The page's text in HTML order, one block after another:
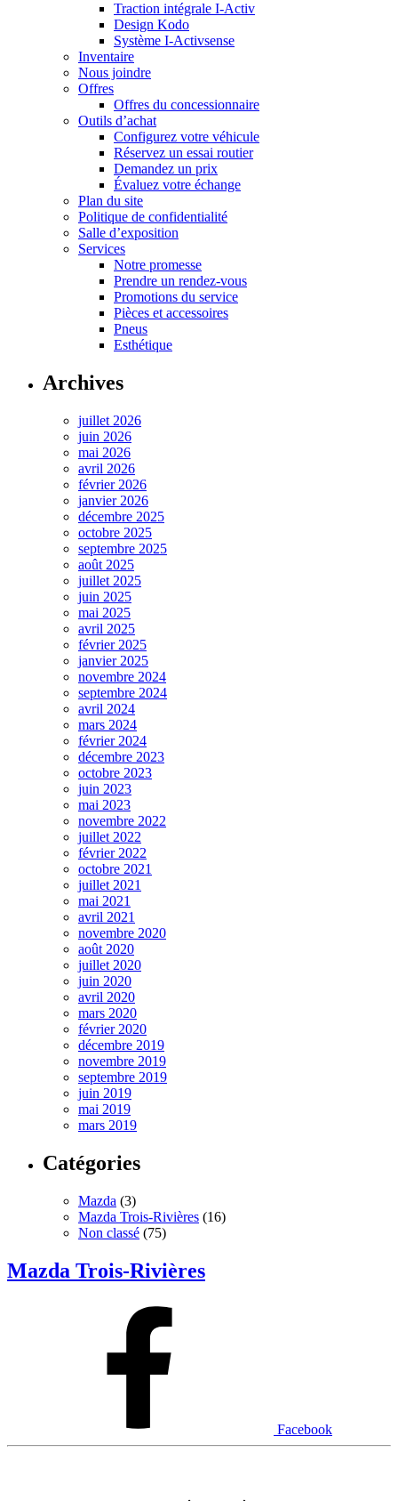
Traction intégrale I-Activ
Design Kodo
Système I-Activsense
Inventaire
Nous joindre
Offres
Offres du concessionnaire
Outils d’achat
Configurez votre véhicule
Réservez un essai routier
Demandez un prix
Évaluez votre échange
Plan du site
Politique de confidentialité
Salle d’exposition
Services
Notre promesse
Prendre un rendez-vous
Promotions du service
Pièces et accessoires
Pneus
Esthétique
Archives
juillet 2026
juin 2026
mai 2026
avril 2026
février 2026
janvier 2026
décembre 2025
octobre 2025
septembre 2025
août 2025
juillet 2025
juin 2025
mai 2025
avril 2025
février 2025
janvier 2025
novembre 2024
septembre 2024
avril 2024
mars 2024
février 2024
décembre 2023
octobre 2023
juin 2023
mai 2023
novembre 2022
juillet 2022
février 2022
octobre 2021
juillet 2021
mai 2021
avril 2021
novembre 2020
août 2020
juillet 2020
juin 2020
avril 2020
mars 2020
février 2020
décembre 2019
novembre 2019
septembre 2019
juin 2019
mai 2019
mars 2019
Catégories
Mazda (3)
Mazda Trois-Rivières (16)
Non classé (75)
Mazda Trois-Rivières
Facebook